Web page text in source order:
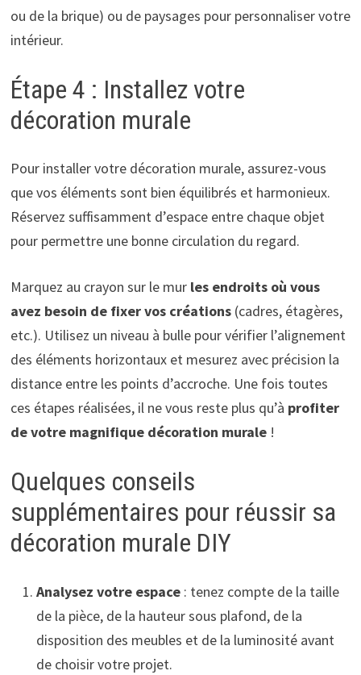
ou de la brique) ou de paysages pour personnaliser votre
intérieur.
Étape 4 : Installez votre
décoration murale
Pour installer votre décoration murale, assurez-vous
que vos éléments sont bien équilibrés et harmonieux.
Réservez suffisamment d’espace entre chaque objet
pour permettre une bonne circulation du regard.
Marquez au crayon sur le murles endroits où vous
avez besoin de fixer vos créations(cadres, étagères,
etc.). Utilisez un niveau à bulle pour vérifier l’alignement
des éléments horizontaux et mesurez avec précision la
distance entre les points d’accroche. Une fois toutes
ces étapes réalisées, il ne vous reste plus qu’à profiter
de votre magnifique décoration murale!
Quelques conseils
supplémentaires pour réussir sa
décoration murale DIY
Analysez votre espace: tenez compte de la taille
de la pièce, de la hauteur sous plafond, de la
disposition des meubles et de la luminosité avant
de choisir votre projet.